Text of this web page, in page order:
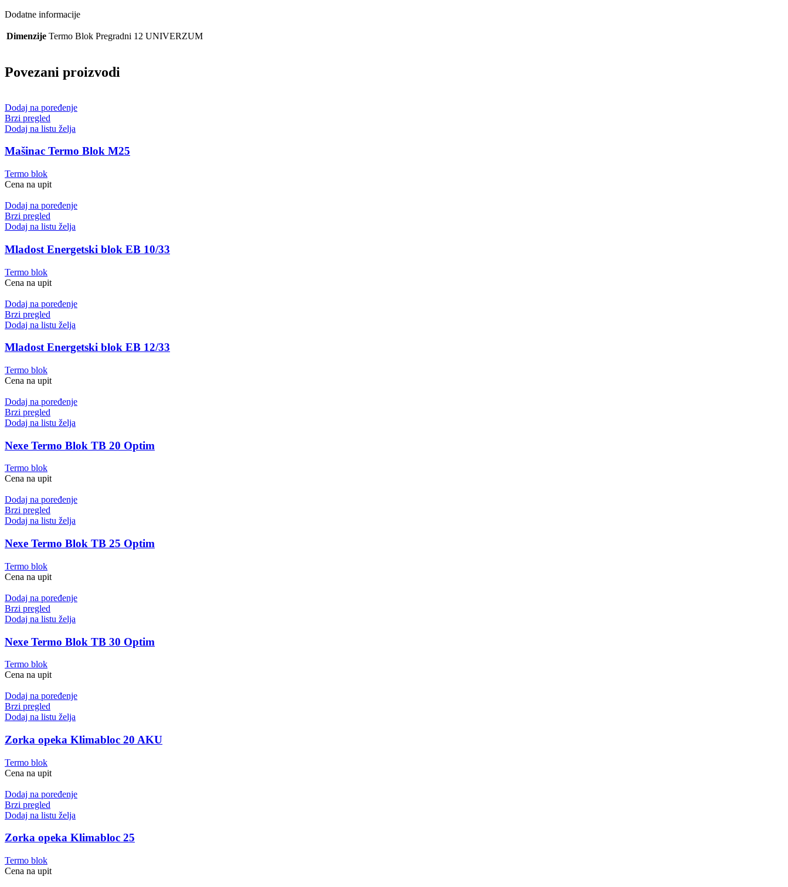
Dodatne informacije
Dimenzije Termo Blok Pregradni 12 UNIVERZUM
Povezani proizvodi
Dodaj na poređenje
Brzi pregled
Dodaj na listu želja
Mašinac Termo Blok M25
Termo blok
Cena na upit
Dodaj na poređenje
Brzi pregled
Dodaj na listu želja
Mladost Energetski blok EB 10/33
Termo blok
Cena na upit
Dodaj na poređenje
Brzi pregled
Dodaj na listu želja
Mladost Energetski blok EB 12/33
Termo blok
Cena na upit
Dodaj na poređenje
Brzi pregled
Dodaj na listu želja
Nexe Termo Blok TB 20 Optim
Termo blok
Cena na upit
Dodaj na poređenje
Brzi pregled
Dodaj na listu želja
Nexe Termo Blok TB 25 Optim
Termo blok
Cena na upit
Dodaj na poređenje
Brzi pregled
Dodaj na listu želja
Nexe Termo Blok TB 30 Optim
Termo blok
Cena na upit
Dodaj na poređenje
Brzi pregled
Dodaj na listu želja
Zorka opeka Klimabloc 20 AKU
Termo blok
Cena na upit
Dodaj na poređenje
Brzi pregled
Dodaj na listu želja
Zorka opeka Klimabloc 25
Termo blok
Cena na upit